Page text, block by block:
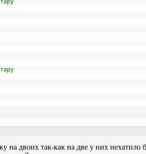
на двоих так-как на две у них